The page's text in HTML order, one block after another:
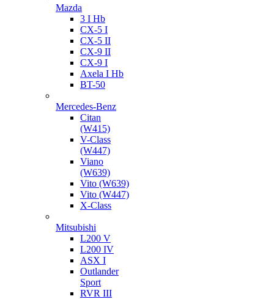
Mazda
3 I Hb
CX-5 I
CX-5 II
CX-9 II
CX-9 I
Axela I Hb
BT-50
Mercedes-Benz
Citan
(W415)
V-Class
(W447)
Viano
(W639)
Vito (W639)
Vito (W447)
X-Class
Mitsubishi
L200 V
L200 IV
ASX I
Outlander
Sport
RVR III